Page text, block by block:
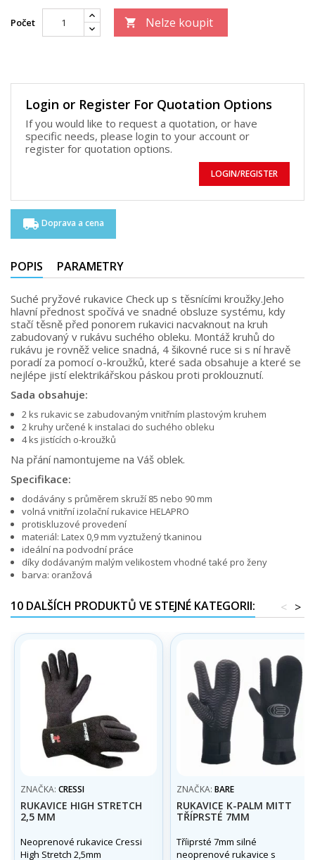
Počet  Nelze koupit
Login or Register For Quotation Options
If you would like to request a quotation, or have
specific needs, please login to your account or
register for quotation options.
LOGIN/REGISTER
local_shipping Doprava a cena
POPIS PARAMETRY
Suché pryžové rukavice Check up s těsnícími kroužky.Jeho
hlavní přednost spočívá ve snadné obsluze systému, kdy
stačí těsně před ponorem rukavici nacvaknout na kruh
zabudovaný v rukávu suchého obleku. Montáž kruhů do
rukávu je rovněž velice snadná, 4 šikovné ruce si s ní hravě
poradí za pomocí o-kroužků, které sada obsahuje a které se
nejlépe jistí elektrikářskou páskou proti proklouznutí.
Sada obsahuje:
2 ks rukavic se zabudovaným vnitřním plastovým kruhem
2 kruhy určené k instalaci do suchého obleku
4 ks jistících o-kroužků
Na přání namontujeme na Váš oblek.
Specifikace:
dodávány s průměrem skruží 85 nebo 90 mm
volná vnitřní izolační rukavice HELAPRO
protiskluzové provedení
materiál: Latex 0,9 mm vyztužený tkaninou
ideální na podvodní práce
díky dodávaným malým velikostem vhodné také pro ženy
barva: oranžová
10 DALŠÍCH PRODUKTŮ VE STEJNÉ KATEGORII: >
<
ZNAČKA: CRESSI
RUKAVICE HIGH STRETCH
2,5 MM
Neoprenové rukavice Cressi
High Stretch 2,5mm
ZNAČKA: BARE
RUKAVICE K-PALM MITT
TŘÍPRSTÉ 7MM
Tříiprsté 7mm silné
neoprenové rukavice s